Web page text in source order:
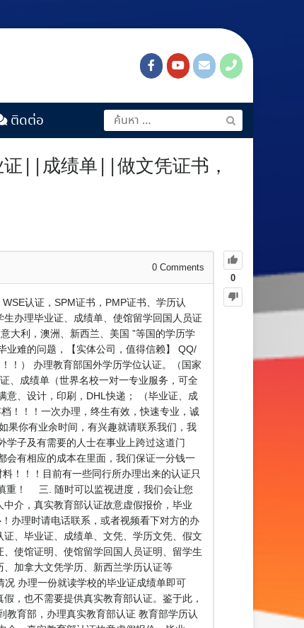
ติดต่อ
||成绩单||做文凭证书，
0
0 Comments
认证，SPM证书，PMP证书、学历认
办理毕业证、成绩单、使馆留学回国人员证
大利，澳洲、新西兰、美国 ”等国的学历学
业难的问题，【实体公司，值得信赖】 QQ/
！） 办理教育部国外学历学位认证。（国家
、成绩单（世界名校一对一专业服务，可全
意、设计，印刷，DHL快递； （毕业证、成
！！！一次办理，终生有效，快速专业，诚
你有业余时间，有兴趣就请联系我们，我
子及有需要的人士在事业上跨过这道门
有相应的成本在里面，我们保证一分钱一
！！目前有一些同行所办理出来的认证只
重！ 三. 随时可以监视进度，我们会让您
介，真实教育部认证故意虚假报价，毕业
办理时请电话联系，或者视频看下对方的办
、毕业证、成绩单、文凭、学历文凭、假文
使馆证明、使馆留学回国人员证明、留学生
加拿大文凭学历、新西兰学历认证等
办理一份就读学校的毕业证成绩单即可
，也不需要提供真实教育部认证。鉴于此，
育部，办理真实教育部认证 教育部学历认